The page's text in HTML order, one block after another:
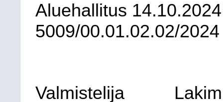
Aluehallitus 14.10.2024
5009/00.01.02.02/2024
Valmistelija